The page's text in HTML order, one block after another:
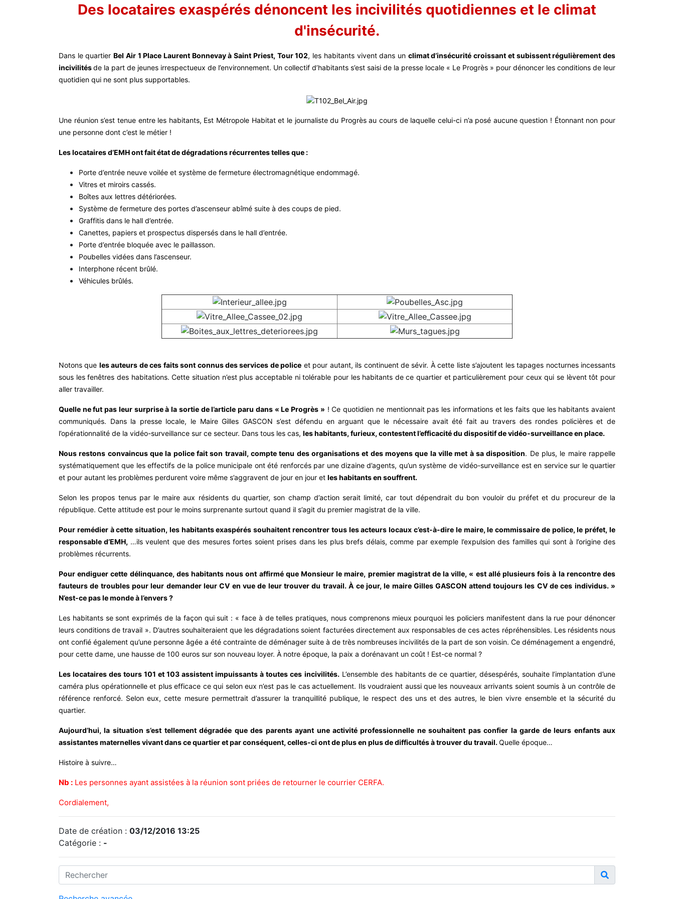
Des locataires exaspérés dénoncent les incivilités quotidiennes et le climat
d'insécurité.
Dans le quartierBel Air 1 Place Laurent Bonnevay à Saint Priest, Tour 102, les habitants vivent dans un climat d’insécurité croissant et subissent régulièrement des
incivilitésde la part de jeunes irrespectueux de l’environnement. Un collectif d’habitants s’est saisi de la presse locale « Le Progrès » pour dénoncer les conditions de leur
quotidien qui ne sont plus supportables.
Une réunion s’est tenue entre les habitants, Est Métropole Habitat et le journaliste du Progrès au cours de laquelle celui-ci n’a posé aucune question ! Étonnant non pour
une personne dont c’est le métier !
Les locataires d’EMH ont fait état de dégradations récurrentes telles que :
Porte d’entrée neuve voilée et système de fermeture électromagnétique endommagé.
Vitres et miroirs cassés.
Boîtes aux lettres détériorées.
Système de fermeture des portes d’ascenseur abîmé suite à des coups de pied.
Graffitis dans le hall d’entrée.
Canettes, papiers et prospectus dispersés dans le hall d’entrée.
Porte d’entrée bloquée avec le paillasson.
Poubelles vidées dans l’ascenseur.
Interphone récent brûlé.
Véhicules brûlés.
Notons que les auteurs de ces faits sont connus des services de police et pour autant, ils continuent de sévir. À cette liste s’ajoutent les tapages nocturnes incessants
sous les fenêtres des habitations. Cette situation n’est plus acceptable ni tolérable pour les habitants de ce quartier et particulièrement pour ceux qui se lèvent tôt pour
aller travailler.
Quelle ne fut pas leur surprise à la sortie de l’article paru dans « Le Progrès » ! Ce quotidien ne mentionnait pas les informations et les faits que les habitants avaient
communiqués. Dans la presse locale, le Maire Gilles GASCON s’est défendu en arguant que le nécessaire avait été fait au travers des rondes policières et de
l’opérationnalité de la vidéo-surveillance sur ce secteur. Dans tous les cas, les habitants, furieux, contestent l’efficacité du dispositif de vidéo-surveillance en place.
Nous restons convaincus que la police fait son travail, compte tenu des organisations et des moyens que la ville met à sa disposition. De plus, le maire rappelle
systématiquement que les effectifs de la police municipale ont été renforcés par une dizaine d’agents, qu’un système de vidéo-surveillance est en service sur le quartier
et pour autant les problèmes perdurent voire même s’aggravent de jour en jour et les habitants en souffrent.
Selon les propos tenus par le maire aux résidents du quartier, son champ d’action serait limité, car tout dépendrait du bon vouloir du préfet et du procureur de la
république. Cette attitude est pour le moins surprenante surtout quand il s’agit du premier magistrat de la ville.
Pour remédier à cette situation, les habitants exaspérés souhaitent rencontrer tous les acteurs locaux c’est-à-dire le maire, le commissaire de police, le préfet, le
responsable d’EMH, …ils veulent que des mesures fortes soient prises dans les plus brefs délais, comme par exemple l’expulsion des familles qui sont à l’origine des
problèmes récurrents.
Pour endiguer cette délinquance, des habitants nous ont affirmé que Monsieur le maire, premier magistrat de la ville, « est allé plusieurs fois à la rencontre des
fauteurs de troubles pour leur demander leur CV en vue de leur trouver du travail. À ce jour, le maire Gilles GASCON attend toujours les CV de ces individus. »
N’est-ce pas le monde à l’envers ?
Les habitants se sont exprimés de la façon qui suit : « face à de telles pratiques, nous comprenons mieux pourquoi les policiers manifestent dans la rue pour dénoncer
leurs conditions de travail ». D’autres souhaiteraient que les dégradations soient facturées directement aux responsables de ces actes répréhensibles. Les résidents nous
ont confié également qu’une personne âgée a été contrainte de déménager suite à de très nombreuses incivilités de la part de son voisin. Ce déménagement a engendré,
pour cette dame, une hausse de 100 euros sur son nouveau loyer. À notre époque, la paix a dorénavant un coût ! Est-ce normal ?
Les locataires des tours 101 et 103 assistent impuissants à toutes ces incivilités.L’ensemble des habitants de ce quartier, désespérés, souhaite l’implantation d’une
caméra plus opérationnelle et plus efficace ce qui selon eux n’est pas le cas actuellement. Ils voudraient aussi que les nouveaux arrivants soient soumis à un contrôle de
référence renforcé. Selon eux, cette mesure permettrait d’assurer la tranquillité publique, le respect des uns et des autres, le bien vivre ensemble et la sécurité du
quartier.
Aujourd’hui, la situation s’est tellement dégradée que des parents ayant une activité professionnelle ne souhaitent pas confier la garde de leurs enfants aux
assistantes maternelles vivant dans ce quartier et par conséquent, celles-ci ont de plus en plus de difficultés à trouver du travail.Quelle époque…
Histoire à suivre…
Nb : Les personnes ayant assistées à la réunion sont priées de retourner le courrier CERFA.
Cordialement,
Date de création : 03/12/2016 13:25
Catégorie : -